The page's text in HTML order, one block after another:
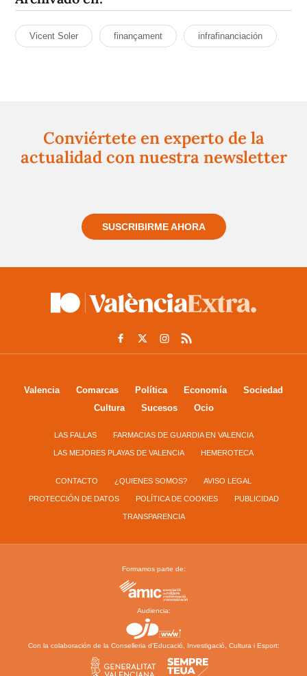
Vicent Soler finançament infrafinanciación
Conviértete en experto de la
actualidad con nuestra newsletter
SUSCRIBIRME AHORA
Valencia Comarcas Política Economía
Sociedad
Cultura
Sucesos Ocio
LAS FALLAS FARMACIAS DE GUARDIA EN VALENCIA
LAS MEJORES PLAYAS DE VALENCIA HEMEROTECA
CONTACTO ¿QUIENES SOMOS? AVISO LEGAL
PROTECCIÓN DE DATOS POLÍTICA DE COOKIES PUBLICIDAD
TRANSPARENCIA
Formamos parte de:
Audiencia:
Con la colaboración de la Conselleria d’Educació, Investigació, Cultura i Esport: